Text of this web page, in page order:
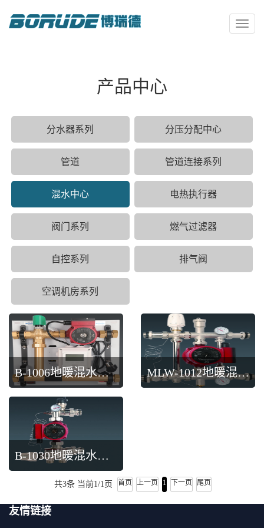
Toggle
产品中心
分水器系列 分压分配中心
管道 管道连接系列
混水中心 电热执行器
阀门系列 燃气过滤器
自控系列 排气阀
空调机房系列
B-1006地暖混水温控中心 MLW-1012地暖混水中心
B-1030地暖混水中心
共3条 当前1/1页 首页 上一页 1 下一页 尾页
友情链接